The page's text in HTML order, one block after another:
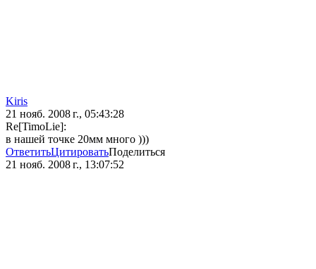
Kiris
21 нояб. 2008 г., 05:43:28
Re[TimoLie]:
в нашей точке 20мм много )))
ОтветитьЦитироватьПоделиться
21 нояб. 2008 г., 13:07:52